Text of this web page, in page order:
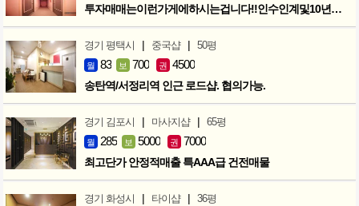
투자매매는이런가게에하시는겁니다!!인수인계및10년노하우 모두승계
경기 평택시 | 중국샵 | 50평
월 83 보 700 권 4500
송탄역/서정리역 인근 로드샵. 협의가능.
경기 김포시 | 마사지샵 | 65평
월 285 보 5000 권 7000
최고단가 안정적매출 특AAA급 건전매물
경기 화성시 | 타이샵 | 36평